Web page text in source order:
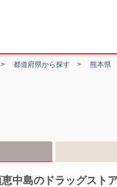
都道府県から探す > 熊本県
中島のドラッグスト